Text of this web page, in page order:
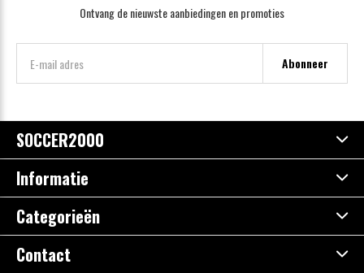
Ontvang de nieuwste aanbiedingen en promoties
Abonneer
SOCCER2000
Informatie
Categorieën
Contact